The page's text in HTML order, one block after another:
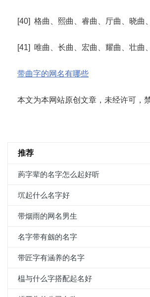
[40] 格曲、熙曲、睿曲、厅曲、晓曲
[41] 唯曲、长曲、宏曲、耀曲、壮曲
带曲字的网名有哪些
本文为本网站原创文章，未经许可，
推荐
葋字辈的名字怎么起好听
坈起什么名字好
带烟雨的网名男生
名字带有劔的名字
带匠字有涵养的名字
榅与什么字搭配起名好